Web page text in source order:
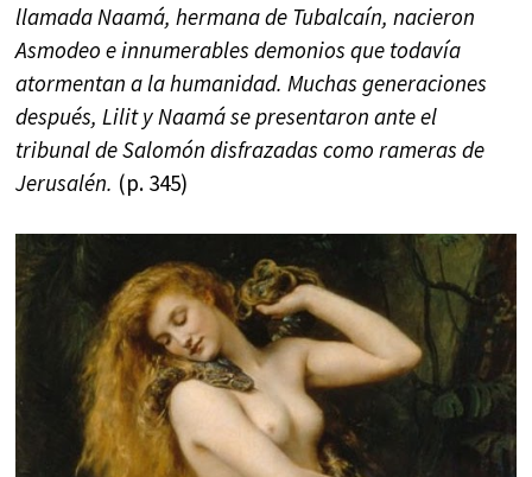
llamada Naamá, hermana de Tubalcaín, nacieron
Asmodeo e innumerables demonios que todavía
atormentan a la humanidad. Muchas generaciones
después, Lilit y Naamá se presentaron ante el
tribunal de Salomón disfrazadas como rameras de
Jerusalén. (p. 345)